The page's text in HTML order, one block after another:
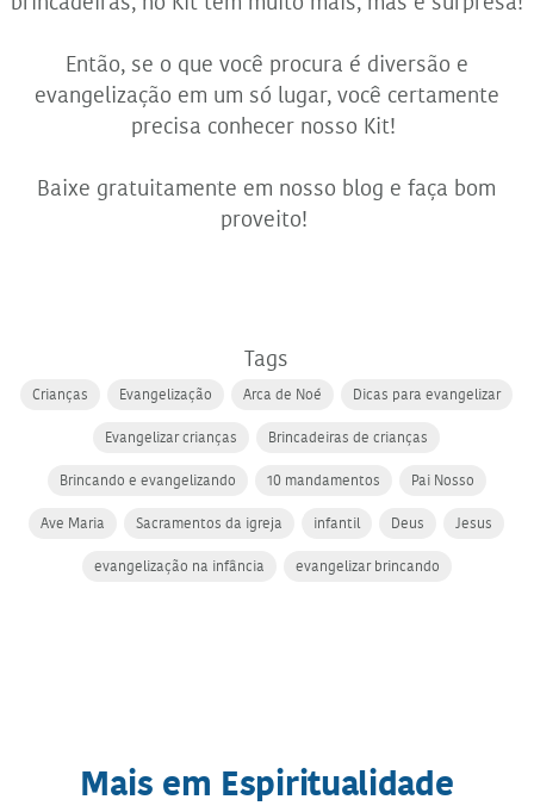
Então, se o que você procura é diversão e
evangelização em um só lugar, você certamente
precisa conhecer nosso Kit!
Baixe gratuitamente em nosso blog e faça bom
proveito!
Tags
Crianças Evangelização Arca de Noé
Dicas para evangelizar
Evangelizar crianças
Brincadeiras de crianças
Brincando e evangelizando
10 mandamentos
Pai Nosso
Ave Maria
Sacramentos da igreja infantil Deus
Jesus
evangelização na infância
evangelizar brincando
Mais em Espiritualidade